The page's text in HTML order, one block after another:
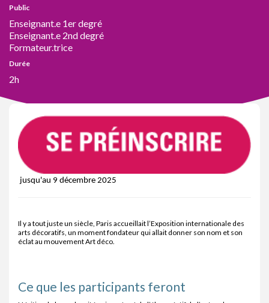
Public
Enseignant.e 1er degré
Enseignant.e 2nd degré
Formateur.trice
Durée
2h
jusqu'au 9 décembre 2025
Il y a tout juste un siècle, Paris accueillait l’Exposition internationale des
arts décoratifs, un moment fondateur qui allait donner son nom et son
éclat au mouvement Art déco.
Ce que les participants feront